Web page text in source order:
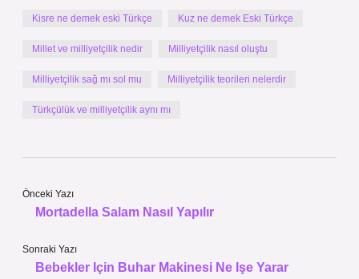
Kisre ne demek eski Türkçe Kuz ne demek Eski Türkçe
Millet ve milliyetçilik nedir Milliyetçilik nasıl oluştu
Milliyetçilik sağ mı sol mu Milliyetçilik teorileri nelerdir
Türkçülük ve milliyetçilik aynı mı
Önceki Yazı
Mortadella Salam Nasıl Yapılır
Sonraki Yazı
Bebekler Için Buhar Makinesi Ne Işe Yarar